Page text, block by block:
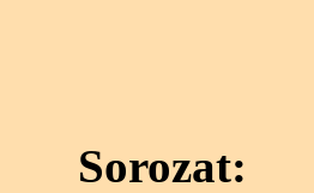
Sorozat: